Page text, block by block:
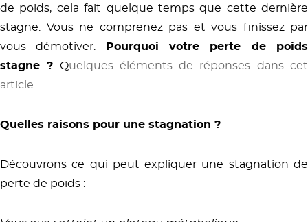
de poids, cela fait quelque temps que cette dernière
stagne. Vous ne comprenez pas et vous finissez par
vous démotiver. Pourquoi votre perte de poids
stagne ? Quelques éléments de réponses dans cet
article.
Quelles raisons pour une stagnation ?
Découvrons ce qui peut expliquer une stagnation de
perte de poids :